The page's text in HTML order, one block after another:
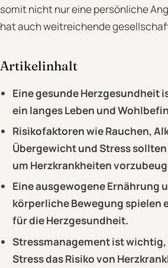
somit nicht nur eine persönliche
hat auch weitreichende
Artikelinhalt
Eine gesunde Herzgesundheit
ein langes Leben und
Risikofaktoren wie Rauchen,
Übergewicht und Stress
um Herzkrankheiten
Eine ausgewogene Ernährung
körperliche Bewegung spielen
für die Herzgesundheit.
Stressmanagement ist
Stress das Risiko von